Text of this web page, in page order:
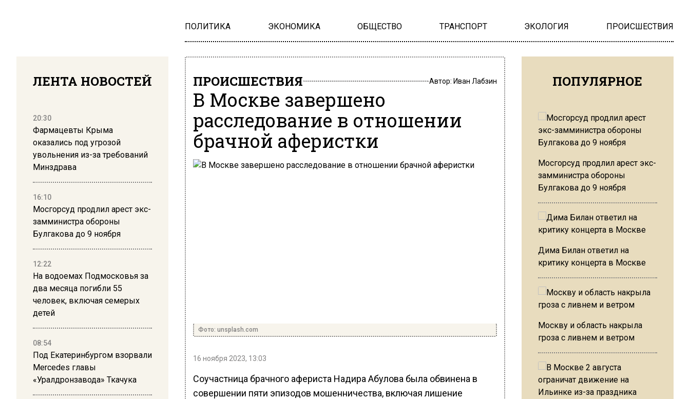
ПОЛИТИКА ЭКОНОМИКА ОБЩЕСТВО ТРАНСПОРТ ЭКОЛОГИЯ ПРОИСШЕСТВИЯ
ЛЕНТА НОВОСТЕЙ
20:30
Фармацевты Крыма
оказались под угрозой
увольнения из-за требований
Минздрава
16:10
Мосгорсуд продлил арест экс-
замминистра обороны
Булгакова до 9 ноября
12:22
На водоемах Подмосковья за
два месяца погибли 55
человек, включая семерых
детей
08:54
Под Екатеринбургом взорвали
Mercedes главы
«Уралдронзавода» Ткачука
ПРОИСШЕСТВИЯ Автор: Иван Лабзин
В Москве завершено
расследование в отношении
брачной аферистки
Фото: unsplash.com
16 ноября 2023, 13:03
Соучастница брачного афериста Надира Абулова была обвинена в
совершении пяти эпизодов мошенничества, включая лишение
ПОПУЛЯРНОЕ
Мосгорсуд продлил арест экс-
замминистра обороны
Булгакова до 9 ноября
Дима Билан ответил на
критику концерта в Москве
Москву и область накрыла
гроза с ливнем и ветром